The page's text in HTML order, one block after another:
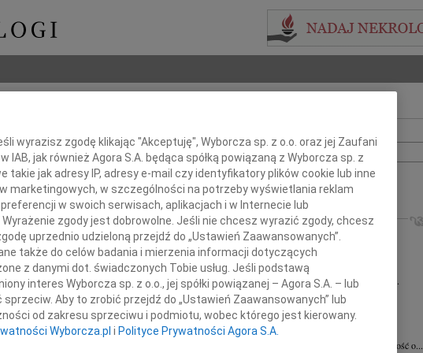
+ szukanie zaawansowane
INNE NEKROLOGI
06.08.2026Radom
Annie Ciskowskiej wyrazy najgłębszego...
06.08.2026Radom
Sędziemu Marcinowi Kobylskiemu wyrazy...
Zdzisław Maszkiewicz29.07.2026
Z ogromnym smutkiem i żalem przyjąłem...
Danuta Grabowska
Z ogromnym smutkiem przyjęliśmy wiadomość o...
wyrazisz zgodę klikając "Akceptuję", Wyborcza sp. z o.o. oraz jej Zaufani
IAB, jak również Agora S.A. będąca spółką powiązaną z Wyborcza sp. z
takie jak adresy IP, adresy e-mail czy identyfikatory plików cookie lub inne
marketingowych, w szczególności na potrzeby wyświetlania reklam
w swoich serwisach, aplikacjach i w Internecie lub
zgody jest dobrowolne. Jeśli nie chcesz wyrazić zgody, chcesz
uprzednio udzieloną przejdź do „Ustawień Zaawansowanych”.
także do celów badania i mierzenia informacji dotyczących
z danymi dot. świadczonych Tobie usług. Jeśli podstawą
interes Wyborcza sp. z o.o., jej spółki powiązanej – Agora S.A. – lub
Aby to zrobić przejdź do „Ustawień Zaawansowanych” lub
od zakresu sprzeciwu i podmiotu, wobec którego jest kierowany.
Wyborcza.pl i Polityce Prywatności Agora S.A.